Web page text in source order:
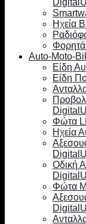
Ηχεία
Auto-Moto-
Είδη
Είδη
Φώτα
Ηχεία
Οδική
Φώτα